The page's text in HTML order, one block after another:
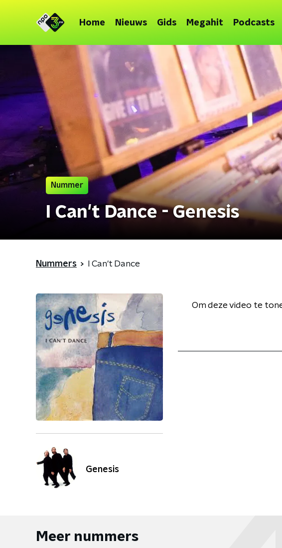
Home Nieuws Gids Megahit Podcasts
Nummer
I Can't Dance - Genesis
Nummers I Can't Dance
Genesis
Om deze video te
Meer nummers